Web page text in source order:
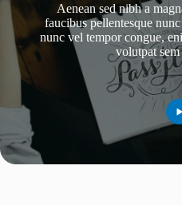
Aenean sed nibh a
faucibus pellentesque
nunc vel tempor congue,
volutpat